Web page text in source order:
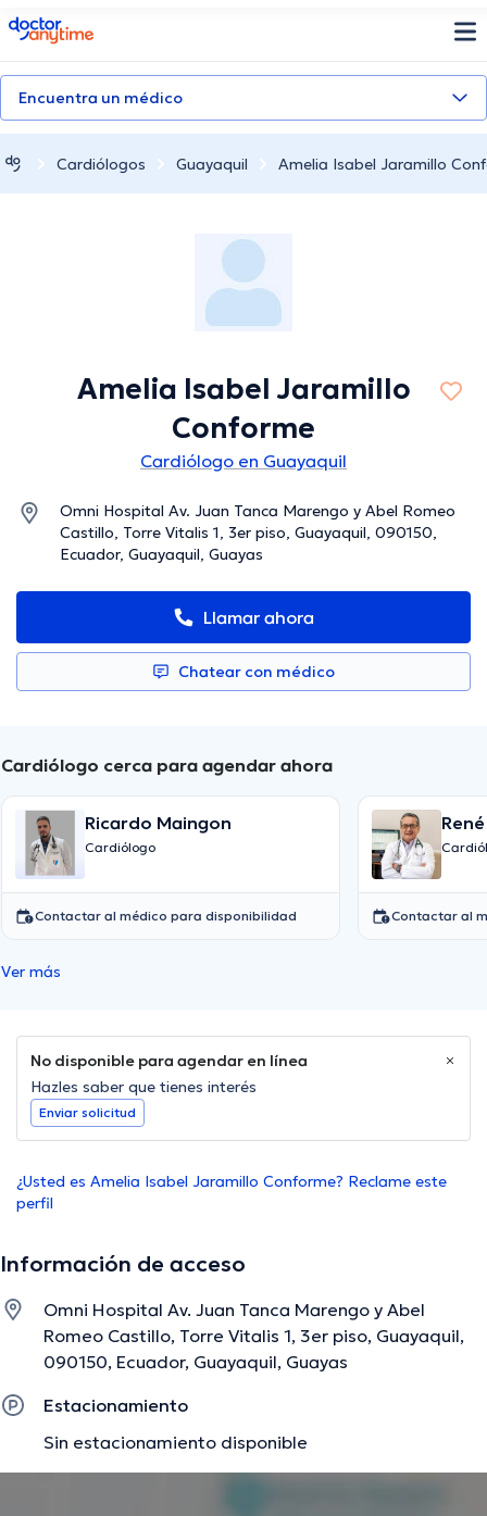
doctoranytime
Encuentra un médico
Cardiólogos Guayaquil Amelia Isabel Jaramillo
Amelia Isabel Jaramillo
Conforme
Cardiólogo en Guayaquil
Omni Hospital Av. Juan Tanca Marengo y Abel Romeo
Castillo, Torre Vitalis 1, 3er piso, Guayaquil, 090150,
Ecuador, Guayaquil, Guayas
Llamar ahora
Chatear con médico
Cardiólogo cerca para agendar ahora
Ricardo Maingon
Cardiólogo
Contactar al médico para disponibilidad Contactar al
Ver más
No disponible para agendar en línea
Hazles saber que tienes interés
Enviar solicitud
¿Usted es Amelia Isabel Jaramillo Conforme? Reclame este
perfil
Información de acceso
Omni Hospital Av. Juan Tanca Marengo y Abel
Romeo Castillo, Torre Vitalis 1, 3er piso, Guayaquil,
090150, Ecuador, Guayaquil, Guayas
Estacionamiento
Sin estacionamiento disponible